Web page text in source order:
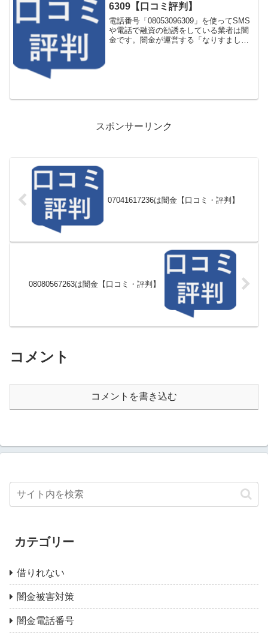
6309【口コミ評判】
電話番号「08053096309」を使ってSMS
や電話で融資の勧誘をしている業者は闇
金です。闇金が運営する「なりすまし金
スポンサーリンク
07041617236は闇金【口コミ・評判】
08080567263は闇金【口コミ・評判】
コメント
コメントを書き込む
カテゴリー
借りれない
闇金被害対策
闇金電話番号